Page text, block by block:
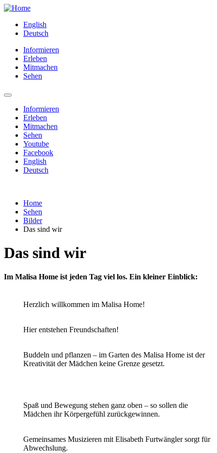
English
Deutsch
Informieren
Erleben
Mitmachen
Sehen
Informieren
Erleben
Mitmachen
Sehen
Youtube
Facebook
English
Deutsch
Home
Sehen
Bilder
Das sind wir
Das sind wir
Im Malisa Home ist jeden Tag viel los. Ein kleiner Einblick:
Herzlich willkommen im Malisa Home!
Hier entstehen Freundschaften!
Buddeln und pflanzen – im Garten des Malisa Home ist der
Kreativität der Mädchen keine Grenze gesetzt.
Spaß und Bewegung stehen ganz oben – so sollen die
Mädchen ihr Körpergefühl zurückgewinnen.
Gemeinsames Musizieren mit Elisabeth Furtwängler sorgt für
Abwechslung.